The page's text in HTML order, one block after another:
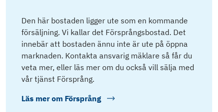
Den här bostaden ligger ute som en kommande
försäljning. Vi kallar det Försprångsbostad. Det
innebär att bostaden ännu inte är ute på öppna
marknaden. Kontakta ansvarig mäklare så får du
veta mer, eller läs mer om du också vill sälja med
vår tjänst Försprång.
Läs mer om Försprång